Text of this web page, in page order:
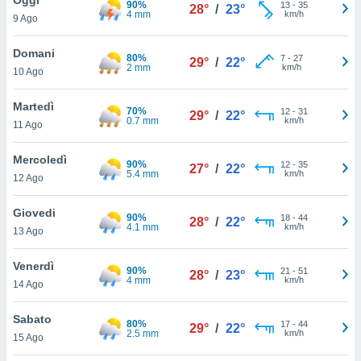
è
al sito
di
ci
di
il
un
la
nella
9 Ago
90%
4 mm
28° / 23° 13- 35
km/h
Domani
10 Ago
80%
2 mm
29° / 22° 7- 27
km/h
Martedì
11 Ago
70%
0.7 mm
29° / 22° 12- 31
km/h
Mercoledì
12 Ago
90%
5.4 mm
27° / 22° 12- 35
km/h
Giovedi
13 Ago
90%
4.1 mm
28° / 22° 18- 44
km/h
Venerdì
14 Ago
90%
4 mm
28° / 23° 21 - 51
km/h
Sabato
15 Ago
80%
2.5 mm
29° / 22° 17- 44
km/h